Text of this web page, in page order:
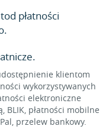
płatności
klientom
wykorzystywanych
elektroniczne
BLIK, płatności mobilne
przelew bankowy.